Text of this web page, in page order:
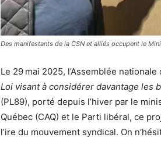
Des manifestants de la CSN et alliés occupent le
Le 29 mai 2025, l’Assemblée
Loi visant à considérer davantage les
(PL89), porté depuis l’hiver par le
Québec (CAQ) et le Parti libéral, ce
l’ire du mouvement syndical. On